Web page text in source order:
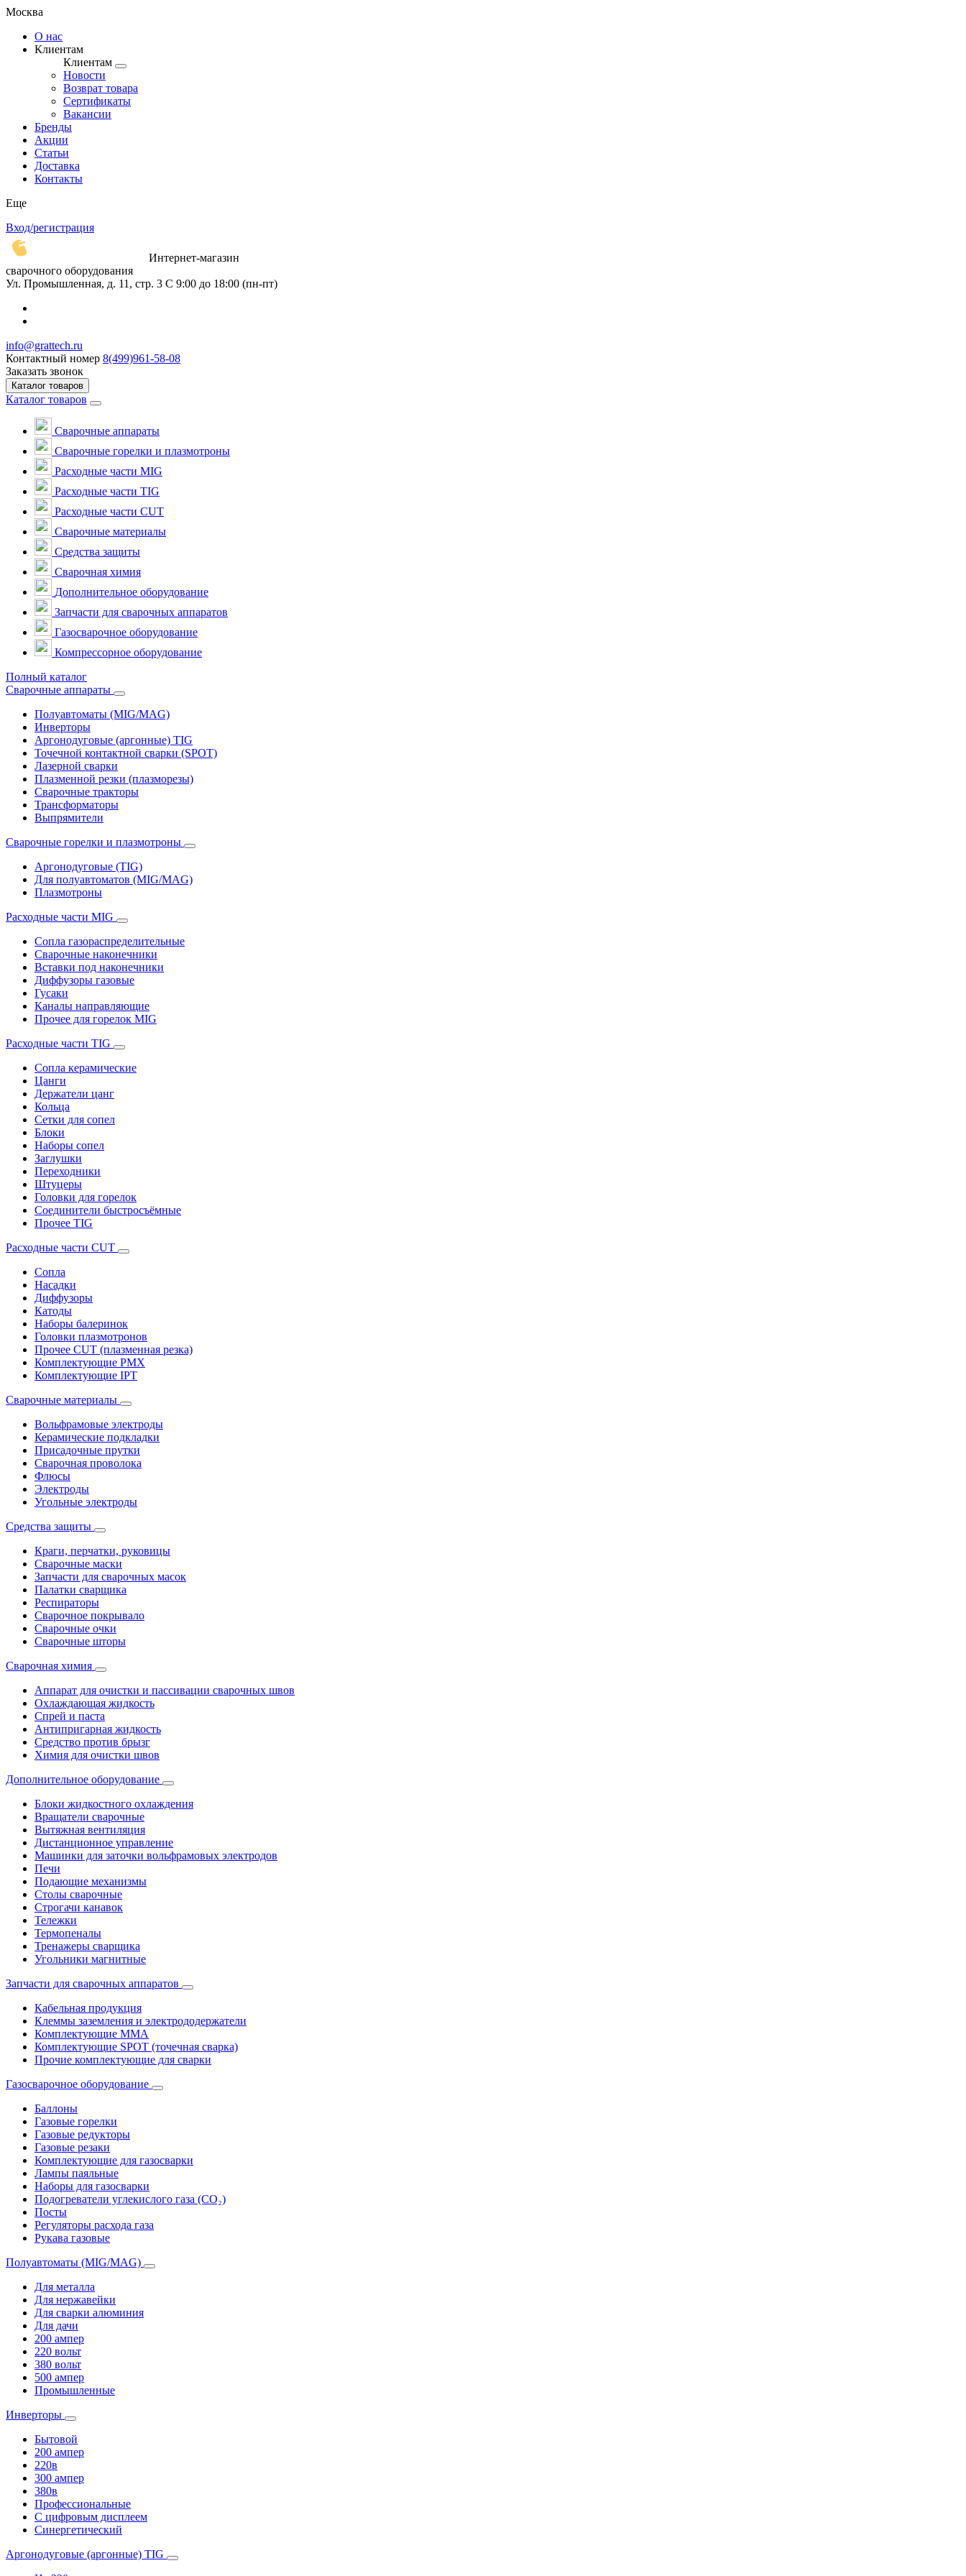
Москва
О нас
Клиентам
Клиентам
Новости
Возврат товара
Сертификаты
Вакансии
Бренды
Акции
Статьи
Доставка
Контакты
Еще
Вход/регистрация
Интернет-магазин
сварочного оборудования
Ул. Промышленная, д. 11, стр. 3 C 9:00 до 18:00 (пн-пт)
info@grattech.ru
Контактный номер 8(499)961-58-08
Заказать звонок
Каталог товаров
Каталог товаров
Сварочные аппараты
Cварочные горелки и плазмотроны
Расходные части MIG
Расходные части TIG
Расходные части CUT
Сварочные материалы
Средства защиты
Сварочная химия
Дополнительное оборудование
Запчасти для сварочных аппаратов
Газосварочное оборудование
Компрессорное оборудование
Полный каталог
Сварочные аппараты
Полуавтоматы (MIG/MAG)
Инверторы
Аргонодуговые (аргонные) TIG
Точечной контактной сварки (SPOT)
Лазерной сварки
Плазменной резки (плазморезы)
Сварочные тракторы
Трансформаторы
Выпрямители
Cварочные горелки и плазмотроны
Аргонодуговые (TIG)
Для полуавтоматов (MIG/MAG)
Плазмотроны
Расходные части MIG
Сопла газораспределительные
Сварочные наконечники
Вставки под наконечники
Диффузоры газовые
Гусаки
Каналы направляющие
Прочее для горелок MIG
Расходные части TIG
Сопла керамические
Цанги
Держатели цанг
Кольца
Сетки для сопел
Блоки
Наборы сопел
Заглушки
Переходники
Штуцеры
Головки для горелок
Соединители быстросъёмные
Прочее TIG
Расходные части CUT
Сопла
Насадки
Диффузоры
Катоды
Наборы балеринок
Головки плазмотронов
Прочее CUT (плазменная резка)
Комплектующие PMX
Комплектующие IPT
Сварочные материалы
Вольфрамовые электроды
Керамические подкладки
Присадочные прутки
Сварочная проволока
Флюсы
Электроды
Угольные электроды
Средства защиты
Краги, перчатки, руковицы
Сварочные маски
Запчасти для сварочных масок
Палатки сварщика
Респираторы
Сварочное покрывало
Сварочные очки
Сварочные шторы
Сварочная химия
Аппарат для очистки и пассивации сварочных швов
Охлаждающая жидкость
Спрей и паста
Антипригарная жидкость
Средство против брызг
Химия для очистки швов
Дополнительное оборудование
Блоки жидкостного охлаждения
Вращатели сварочные
Вытяжная вентиляция
Дистанционное управление
Машинки для заточки вольфрамовых электродов
Печи
Подающие механизмы
Столы сварочные
Строгачи канавок
Тележки
Термопеналы
Тренажеры сварщика
Угольники магнитные
Запчасти для сварочных аппаратов
Кабельная продукция
Клеммы заземления и электрододержатели
Комплектующие ММА
Комплектующие SPOT (точечная сварка)
Прочие комплектующие для сварки
Газосварочное оборудование
Баллоны
Газовые горелки
Газовые редукторы
Газовые резаки
Комплектующие для газосварки
Лампы паяльные
Наборы для газосварки
Подогреватели углекислого газа (CO₂)
Посты
Регуляторы расхода газа
Рукава газовые
Полуавтоматы (MIG/MAG)
Для металла
Для нержавейки
Для сварки алюминия
Для дачи
200 ампер
220 вольт
380 вольт
500 ампер
Промышленные
Инверторы
Бытовой
200 ампер
220в
300 ампер
380в
Профессиональные
С цифровым дисплеем
Синергетический
Аргонодуговые (аргонные) TIG